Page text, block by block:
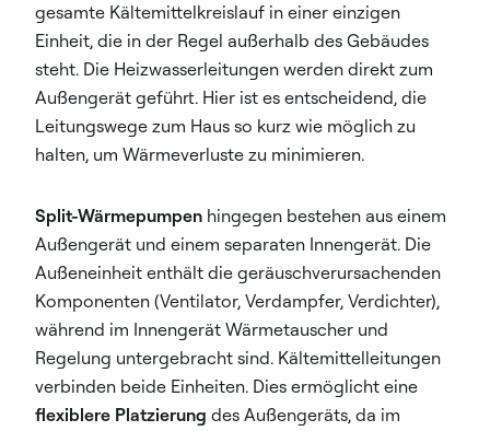
gesamte Kältemittelkreislauf in einer einzigen
Einheit, die in der Regel außerhalb des Gebäudes
steht. Die Heizwasserleitungen werden direkt zum
Außengerät geführt. Hier ist es entscheidend, die
Leitungswege zum Haus so kurz wie möglich zu
halten, um Wärmeverluste zu minimieren.
Split-Wärmepumpen hingegen bestehen aus einem
Außengerät und einem separaten Innengerät. Die
Außeneinheit enthält die geräuschverursachenden
Komponenten (Ventilator, Verdampfer, Verdichter), ​​
während im Innengerät Wärmetauscher und
Regelung untergebracht sind. Kältemittelleitungen
verbinden beide Einheiten. Dies ermöglicht eine
flexiblere Platzierung des Außengeräts, da im